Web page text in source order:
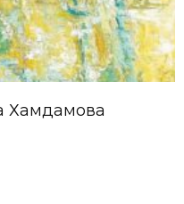
Хамдамова